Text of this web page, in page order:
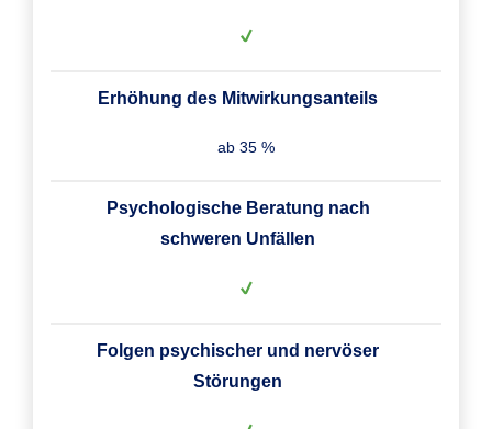
Erhöhung des Mitwirkungsanteils
ab 35 %
Psychologische Beratung nach
schweren Unfällen
Folgen psychischer und nervöser
Störungen